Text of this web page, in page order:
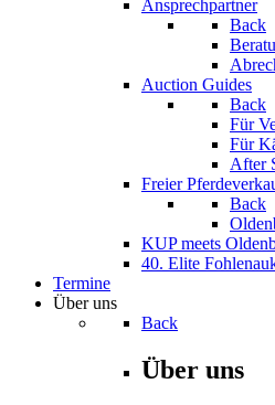
Ansprechpartner
Back
Auction Guides
Back
Für
Für
After
Freier
Back
KUP meets
40. Elite
Termine
Über uns
Back
Über uns